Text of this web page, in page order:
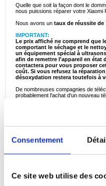
Consentement
Ce site web utilise des
Quelle que soit la façon dont le
nous puissions réparer votre Xiaomi
Nous avons un taux de réussite de
IMPORTANT:
Le prix affiché ne comprend que
comportant le séchage et le
un équipement spécial à
afin de remettre l'appareil en état
contactera pour vous proposer
coût. Si vous refusez la
désoxydation restera toutefois à
De nombreuses compagnies de
probablement l'achat d'un nouveau
Il faut du matériel spécial et des
réparation avec succès. Nos
années d'expérience dans le
NB: malgré tous nos efforts, il arrive
téléphone ne pourra pas être réparé.
1. Cliquez sur bouton commander
2. Une fois la commande passée,